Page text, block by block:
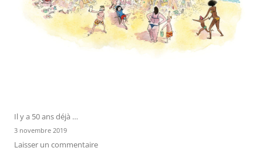
Il y a 50 ans déjà …
3 novembre 2019
Laisser un commentaire